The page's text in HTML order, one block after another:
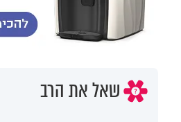
שאל את הרב